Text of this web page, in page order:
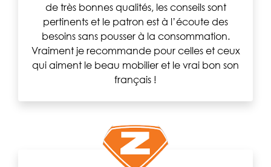
de très bonnes qualités, les conseils sont
pertinents et le patron est à l’écoute des
besoins sans pousser à la consommation.
Vraiment je recommande pour celles et ceux
qui aiment le beau mobilier et le vrai bon son
français !